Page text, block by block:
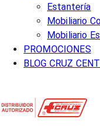
Estantería
Mobiliario
Mobiliario
PROMOCIONES
BLOG CRUZ